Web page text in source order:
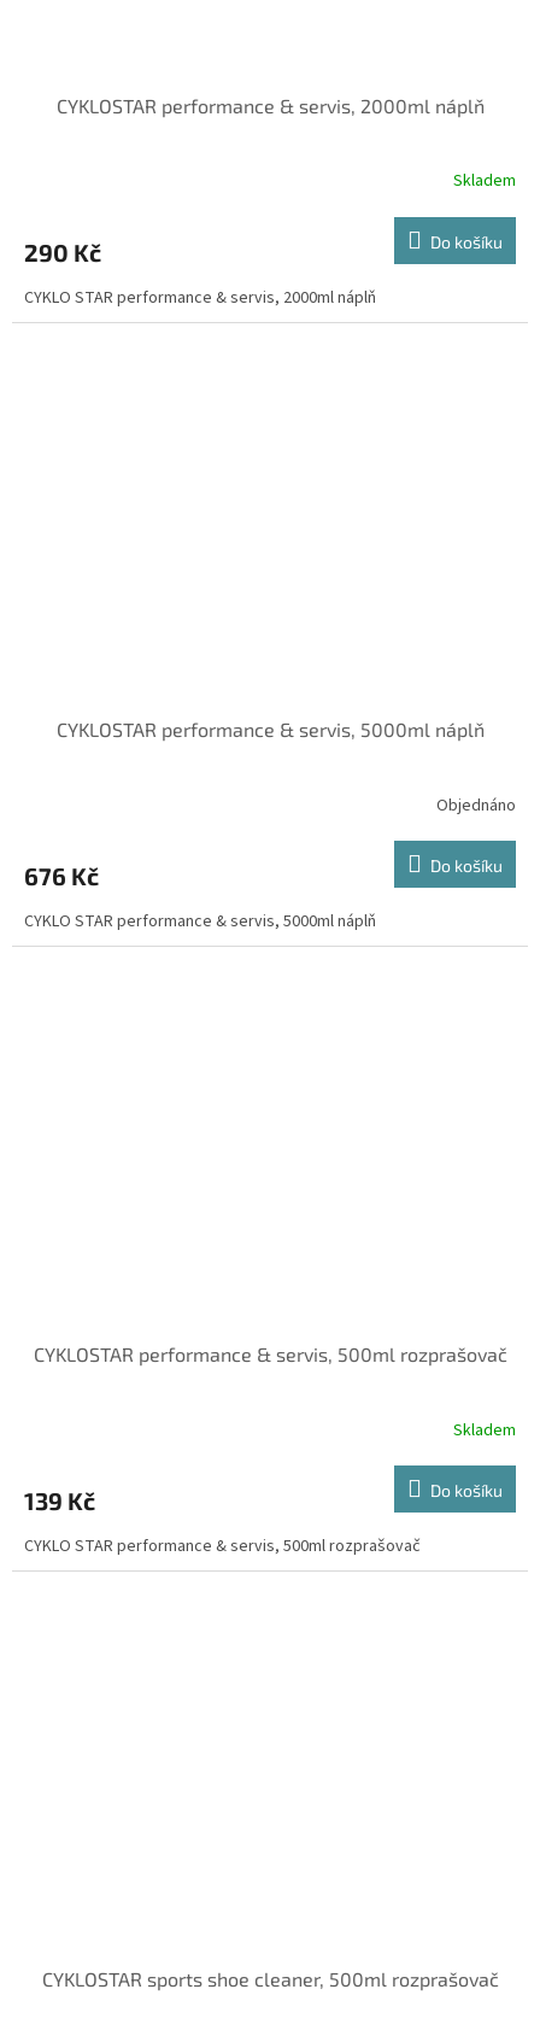
CYKLOSTAR performance & servis, 2000ml náplň
Skladem
290 Kč Do košíku
CYKLO STAR performance & servis, 2000ml náplň
CYKLOSTAR performance & servis, 5000ml náplň
Objednáno
676 Kč Do košíku
CYKLO STAR performance & servis, 5000ml náplň
CYKLOSTAR performance & servis, 500ml rozprašovač
Skladem
139 Kč Do košíku
CYKLO STAR performance & servis, 500ml rozprašovač
CYKLOSTAR sports shoe cleaner, 500ml rozprašovač